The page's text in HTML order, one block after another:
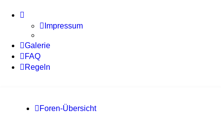
Impressum
Galerie
FAQ
Regeln
Foren-Übersicht